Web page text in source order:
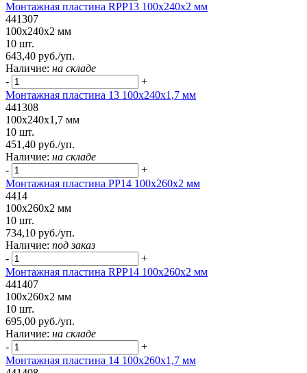
Монтажная пластина RPP13 100x240x2 мм
441307
100x240x2 мм
10 шт.
643,40 руб./уп.
Наличие: на складе
-
+
Монтажная пластина 13 100x240x1,7 мм
441308
100x240x1,7 мм
10 шт.
451,40 руб./уп.
Наличие: на складе
-
+
Монтажная пластина PP14 100x260x2 мм
4414
100x260x2 мм
10 шт.
734,10 руб./уп.
Наличие: под заказ
-
+
Монтажная пластина RPP14 100x260x2 мм
441407
100x260x2 мм
10 шт.
695,00 руб./уп.
Наличие: на складе
-
+
Монтажная пластина 14 100x260x1,7 мм